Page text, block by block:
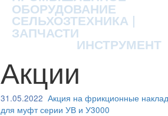
ОБОРУДОВАНИЕ
СЕЛЬХОЗТЕХНИКА |
ЗАПЧАСТИ
ИНСТРУМЕНТ
Акции
31.05.2022 Акция на фрикционные
для муфт серии УВ и У3000